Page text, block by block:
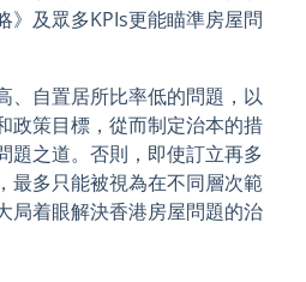
》及眾多KPIs更能瞄準房屋問
、自置居所比率低的問題，以
政策目標，從而制定治本的措
題之道。否則，即使訂立再多
最多只能被視為在不同層次範
局着眼解決香港房屋問題的治